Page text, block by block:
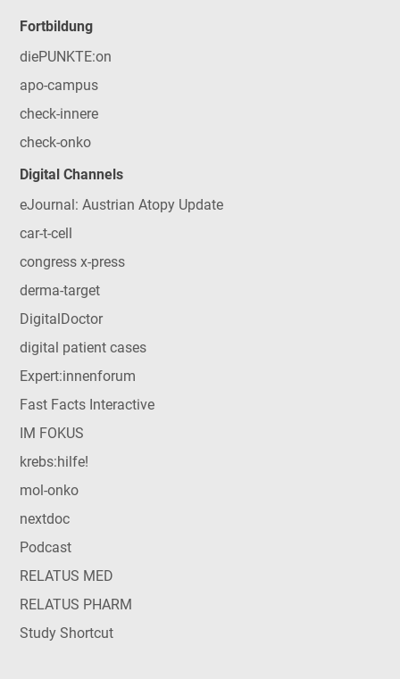
Fortbildung
diePUNKTE:on
apo-campus
check-innere
check-onko
Digital Channels
eJournal: Austrian Atopy Update
car-t-cell
congress x-press
derma-target
DigitalDoctor
digital patient cases
Expert:innenforum
Fast Facts Interactive
IM FOKUS
krebs:hilfe!
mol-onko
nextdoc
Podcast
RELATUS MED
RELATUS PHARM
Study Shortcut